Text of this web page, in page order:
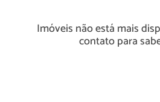
Imóveis não está mais
contato para